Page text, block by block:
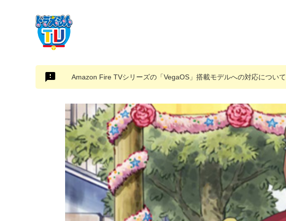
Amazon Fire TVシリーズの「VegaOS」搭載モデルへの対応について